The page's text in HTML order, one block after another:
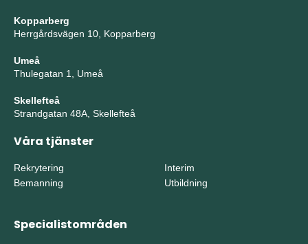
Kopparberg
Herrgårdsvägen 10, Kopparberg
Umeå
Thulegatan 1, Umeå
Skellefteå
Strandgatan 48A, Skellefteå
Våra tjänster
Rekrytering
Bemanning
Interim
Utbildning
Specialistområden